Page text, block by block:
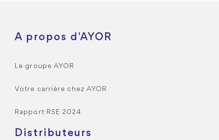
A propos d'AYOR
Le groupe AYOR
Votre carrière chez AYOR
Rapport RSE 2024
Distributeurs